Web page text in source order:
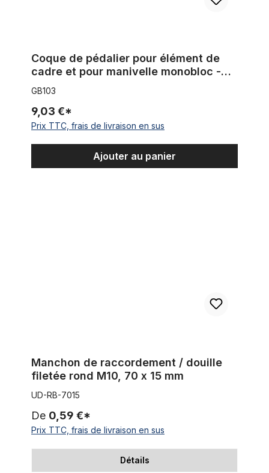
Coque de pédalier pour élément de
cadre et pour manivelle monobloc -
métal brut
GB103
9,03 €*
Prix TTC, frais de livraison en sus
Ajouter au panier
Manchon de raccordement / douille
filetée rond M10, 70 x 15 mm
UD-RB-7015
De 0,59 €*
Prix TTC, frais de livraison en sus
Détails